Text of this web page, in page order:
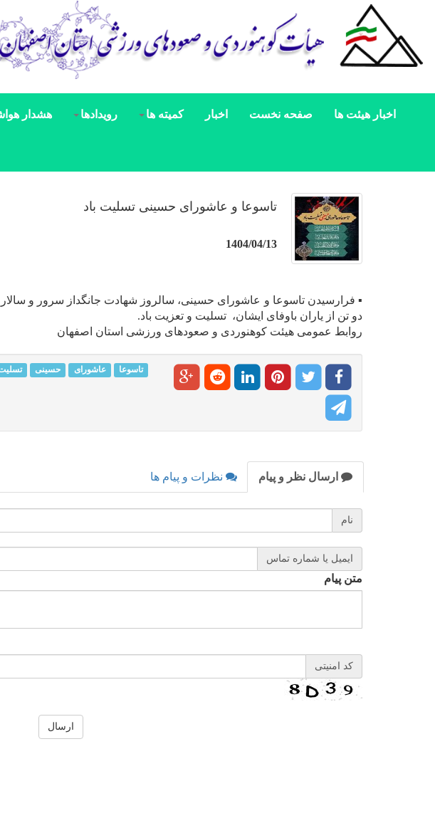
اخبار هیئت ها صفحه نخست اخبار کمیته ها رویدادها هشدار
تاسوعا و عاشورای حسینی تسلیت باد
1404/04/13
▪️ فرارسیدن تاسوعا و عاشورای حسینی، سالروز شهادت جانگداز سرور و سالار
دو تن از یاران باوفای ایشان، تسلیت و تعزیت باد.
روابط عمومی هیئت کوهنوردی و صعودهای ورزشی استان اصفهان
تاسوعا عاشورای حسینی
ارسال نظر و پیام نظرات و پیام ها
نام
ایمیل یا شماره تماس
متن پیام
کد امنیتی